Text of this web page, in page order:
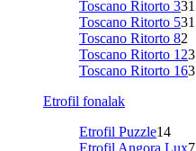
Toscano Ritorto 331
Toscano Ritorto 531
Toscano Ritorto 82
Toscano Ritorto 123
Toscano Ritorto 163
Etrofil fonalak
Etrofil Puzzle14